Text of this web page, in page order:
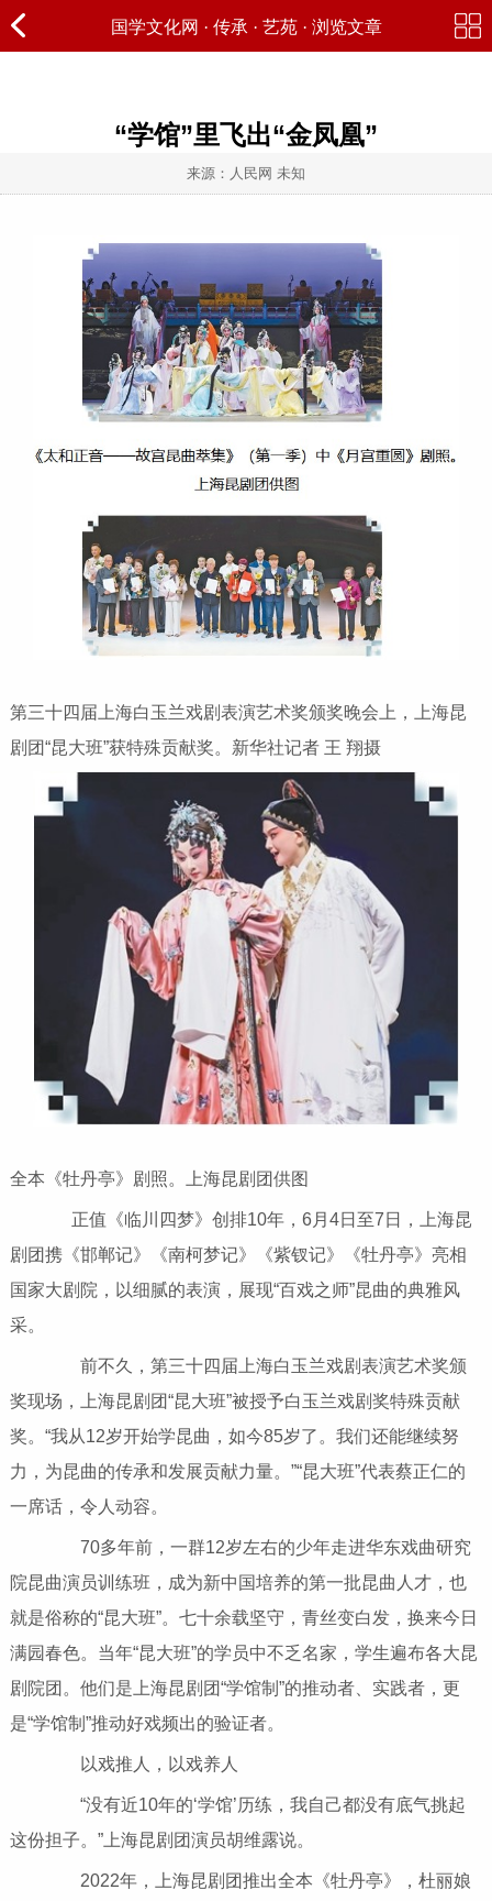
国学文化网 · 传承 · 艺苑· 浏览文章
“学馆”里飞出“金凤凰”
来源：人民网 未知
第三十四届上海白玉兰戏剧表演艺术奖颁奖晚会上，上海昆
剧团“昆大班”获特殊贡献奖。新华社记者 王 翔摄
全本《牡丹亭》剧照。上海昆剧团供图
正值《临川四梦》创排10年，6月4日至7日，上海昆
剧团携《邯郸记》《南柯梦记》《紫钗记》《牡丹亭》亮相
国家大剧院，以细腻的表演，展现“百戏之师”昆曲的典雅风
采。
前不久，第三十四届上海白玉兰戏剧表演艺术奖颁
奖现场，上海昆剧团“昆大班”被授予白玉兰戏剧奖特殊贡献
奖。“我从12岁开始学昆曲，如今85岁了。我们还能继续努
力，为昆曲的传承和发展贡献力量。”“昆大班”代表蔡正仁的
一席话，令人动容。
70多年前，一群12岁左右的少年走进华东戏曲研究
院昆曲演员训练班，成为新中国培养的第一批昆曲人才，也
就是俗称的“昆大班”。七十余载坚守，青丝变白发，换来今日
满园春色。当年“昆大班”的学员中不乏名家，学生遍布各大昆
剧院团。他们是上海昆剧团“学馆制”的推动者、实践者，更
是“学馆制”推动好戏频出的验证者。
以戏推人，以戏养人
“没有近10年的‘学馆’历练，我自己都没有底气挑起
这份担子。”上海昆剧团演员胡维露说。
2022年，上海昆剧团推出全本《牡丹亭》，杜丽娘